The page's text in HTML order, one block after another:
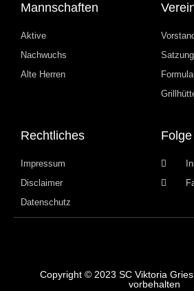
Mannschaften
Aktive
Nachwuchs
Alte Herren
Satzung
Rechtliches
Impressum
Disclaimer
Datenschutz
Copyright © 2023 SC Viktoria
vorbehalten